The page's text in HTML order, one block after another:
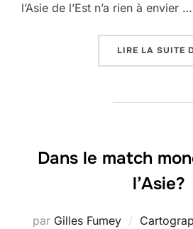
l’Asie de l’Est n’a rien à envier …
LIRE LA SUITE
Dans le match
l’Asie?
par Gilles Fumey